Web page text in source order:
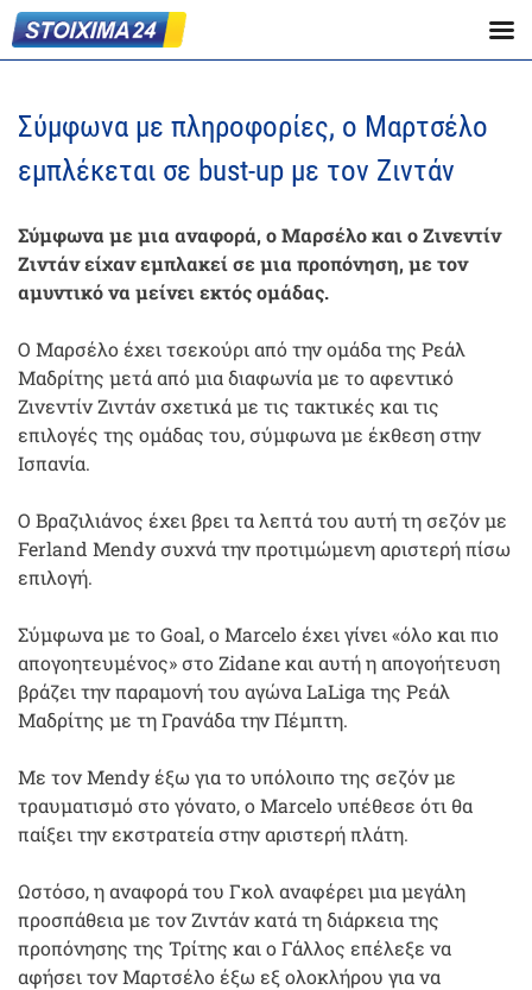
Σύμφωνα με πληροφορίες, ο Μαρτσέλο
εμπλέκεται σε bust-up με τον Ζιντάν
Σύμφωνα με μια αναφορά, ο Μαρσέλο και ο Ζινεντίν
Ζιντάν είχαν εμπλακεί σε μια προπόνηση, με τον
αμυντικό να μείνει εκτός ομάδας.
Ο Μαρσέλο έχει τσεκούρι από την ομάδα της Ρεάλ
Μαδρίτης μετά από μια διαφωνία με το αφεντικό
Ζινεντίν Ζιντάν σχετικά με τις τακτικές και τις
επιλογές της ομάδας του, σύμφωνα με έκθεση στην
Ισπανία.
Ο Βραζιλιάνος έχει βρει τα λεπτά του αυτή τη σεζόν με
Ferland Mendy συχνά την προτιμώμενη αριστερή πίσω
επιλογή.
Σύμφωνα με το Goal, ο Marcelo έχει γίνει «όλο και πιο
απογοητευμένος» στο Zidane και αυτή η απογοήτευση
βράζει την παραμονή του αγώνα LaLiga της Ρεάλ
Μαδρίτης με τη Γρανάδα την Πέμπτη.
Με τον Mendy έξω για το υπόλοιπο της σεζόν με
τραυματισμό στο γόνατο, ο Marcelo υπέθεσε ότι θα
παίξει την εκστρατεία στην αριστερή πλάτη.
Ωστόσο, η αναφορά του Γκολ αναφέρει μια μεγάλη
προσπάθεια με τον Ζιντάν κατά τη διάρκεια της
προπόνησης της Τρίτης και ο Γάλλος επέλεξε να
αφήσει τον Μαρτσέλο έξω εξ ολοκλήρου για να